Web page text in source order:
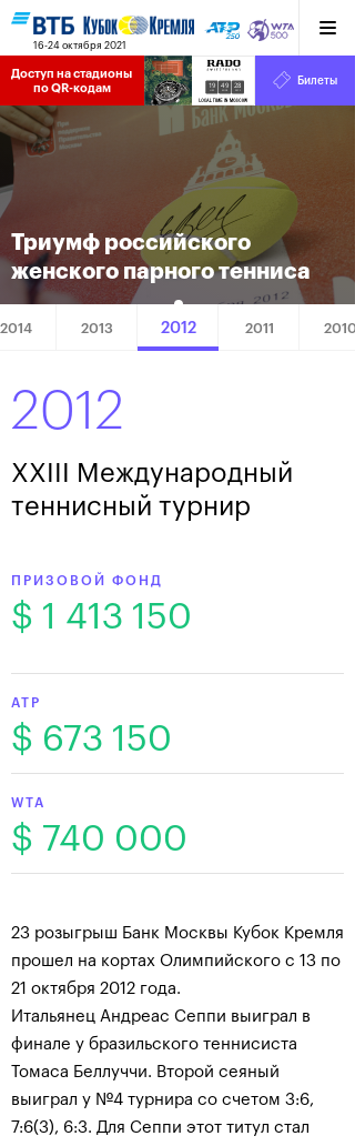
16-24 октября 2021
Доступ на стадионы
по QR-кодам
19
HRS
49
MINS
29
SECS
Билеты
Триумф российского
женского парного тенниса
2014 2013 2012 2011 2010
2012
XXIII Международный
теннисный турнир
ПРИЗОВОЙ ФОНД
$ 1 413 150
ATP
$ 673 150
WTA
$ 740 000
23 розыгрыш Банк Москвы Кубок Кремля
прошел на кортах Олимпийского с 13 по
21 октября 2012 года.
Итальянец Андреас Сеппи выиграл в
финале у бразильского теннисиста
Томаса Беллуччи. Второй сеяный
выиграл у №4 турнира со счетом 3:6,
7:6(3), 6:3. Для Сеппи этот титул стал